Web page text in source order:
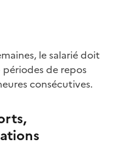
le salarié doit
de repos
consécutives.